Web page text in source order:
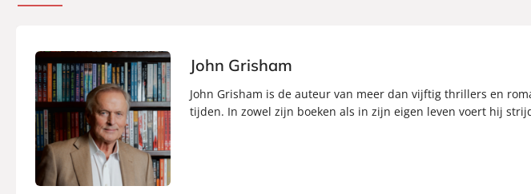
John Grisham
John Grisham is de auteur van meer dan vijftig thrillers en
tijden. In zowel zijn boeken als in zijn eigen leven voert hij